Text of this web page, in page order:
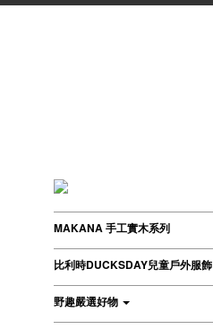
MAKANA 手工實木系列
比利時DUCKSDAY兒童戶外服飾
野趣嚴選好物